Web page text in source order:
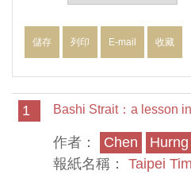
儲存 列印 E-mail 收藏
1 Bashi Strait：a lesson
作者： Chen Hurng
報紙名稱： Taipei